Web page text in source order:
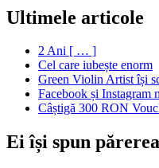
Ultimele articole
2 Ani [ … ]
Cel care iubește enorm
Green Violin Artist își
Facebook și Instagram
Câștigă 300 RON
Ei își spun